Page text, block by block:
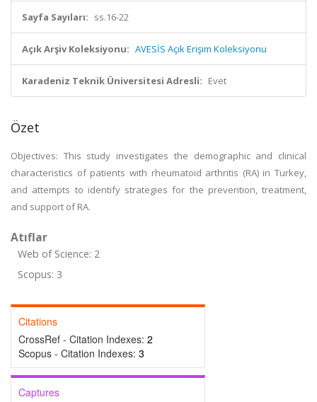
Sayfa Sayıları: ss.16-22
Açık Arşiv Koleksiyonu: AVESİS Açık Erişim Koleksiyonu
Karadeniz Teknik Üniversitesi Adresli: Evet
Özet
Objectives: This study investigates the demographic and clinical
characteristics of patients with rheumatoid arthritis (RA) in Turkey,
and attempts to identify strategies for the prevention, treatment,
and support of RA.
Atıflar
Web of Science: 2
Scopus: 3
Citations
CrossRef - Citation Indexes: 2
Scopus - Citation Indexes: 3
Captures